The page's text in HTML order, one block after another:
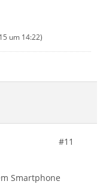
um 14:22)
#11
Smartphone